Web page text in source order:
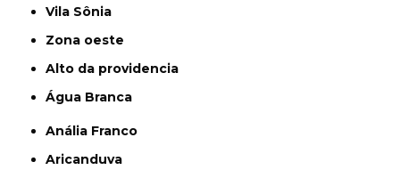
Vila Sônia
Zona oeste
alto da providencia
Água Branca
Anália Franco
Aricanduva